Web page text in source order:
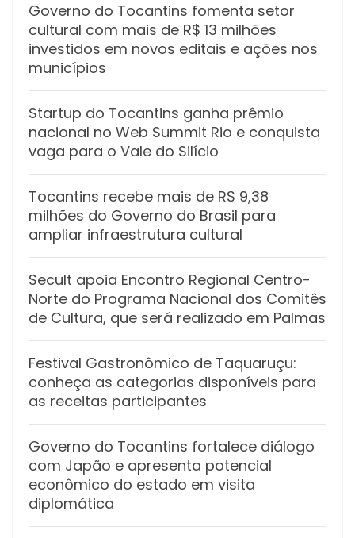
Governo do Tocantins fomenta setor
cultural com mais de R$ 13 milhões
investidos em novos editais e ações nos
municípios
Startup do Tocantins ganha prêmio
nacional no Web Summit Rio e conquista
vaga para o Vale do Silício
Tocantins recebe mais de R$ 9,38
milhões do Governo do Brasil para
ampliar infraestrutura cultural
Secult apoia Encontro Regional Centro-
Norte do Programa Nacional dos Comitês
de Cultura, que será realizado em Palmas
Festival Gastronômico de Taquaruçu:
conheça as categorias disponíveis para
as receitas participantes
Governo do Tocantins fortalece diálogo
com Japão e apresenta potencial
econômico do estado em visita
diplomática